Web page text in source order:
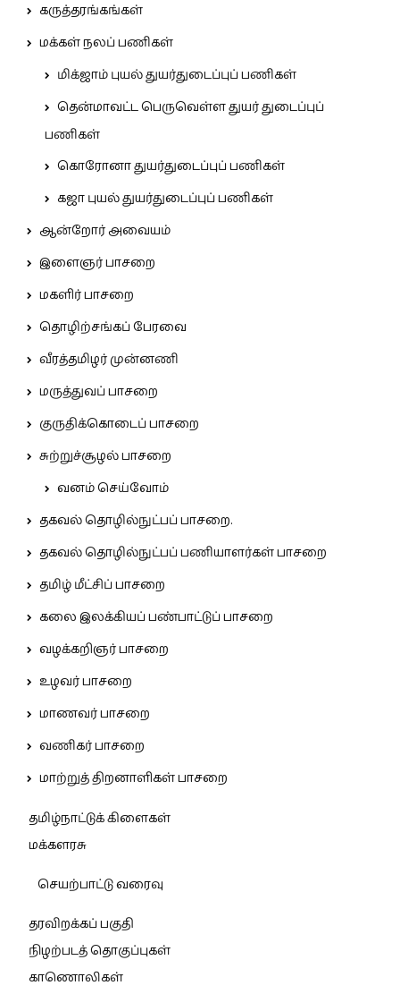
கருத்தரங்கங்கள்
மக்கள் நலப் பணிகள்
மிக்ஜாம் புயல் துயர்துடைப்புப் பணிகள்
தென்மாவட்ட பெருவெள்ள துயர் துடைப்புப்
பணிகள்
கொரோனா துயர்துடைப்புப் பணிகள்
கஜா புயல் துயர்துடைப்புப் பணிகள்
ஆன்றோர் அவையம்
இளைஞர் பாசறை
மகளிர் பாசறை
தொழிற்சங்கப் பேரவை
வீரத்தமிழர் முன்னணி
மருத்துவப் பாசறை
குருதிக்கொடைப் பாசறை
சுற்றுச்சூழல் பாசறை
வனம் செய்வோம்
தகவல் தொழில்நுட்பப் பாசறை.
தகவல் தொழில்நுட்பப் பணியாளர்கள் பாசறை
தமிழ் மீட்சிப் பாசறை
கலை இலக்கியப் பண்பாட்டுப் பாசறை
வழக்கறிஞர் பாசறை
உழவர் பாசறை
மாணவர் பாசறை
வணிகர் பாசறை
மாற்றுத் திறனாளிகள் பாசறை
தமிழ்நாட்டுக் கிளைகள்
மக்களரசு
செயற்பாட்டு வரைவு
தரவிறக்கப் பகுதி
நிழற்படத் தொகுப்புகள்
காணொலிகள்